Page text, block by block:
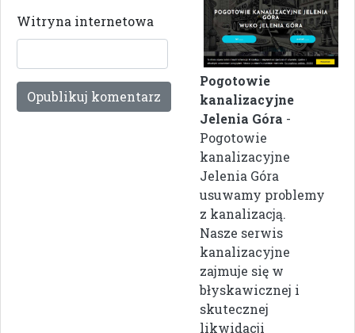
Witryna internetowa
Pogotowie
kanalizacyjne
Jelenia Góra -
Pogotowie
kanalizacyjne
Jelenia Góra
usuwamy problemy
z kanalizacją.
Nasze serwis
kanalizacyjne
zajmuje się w
błyskawicznej i
skutecznej
likwidacji